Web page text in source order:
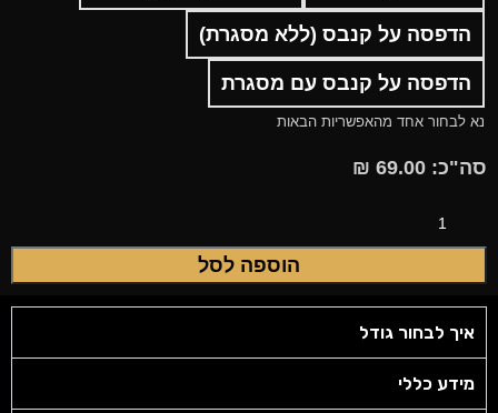
הדפסה על קנבס (ללא מסגרת)
הדפסה על קנבס עם מסגרת
נא לבחור אחד מהאפשריות הבאות
סה"כ: 69.00
₪
הוספה לסל
איך לבחור גודל
מידע כללי